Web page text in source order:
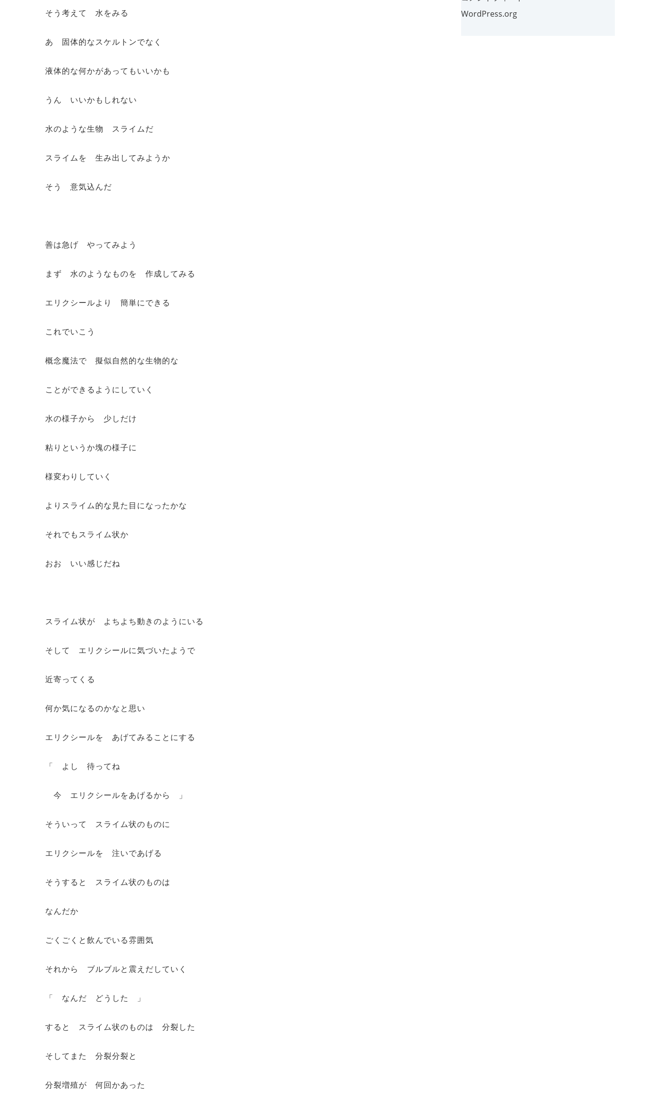
そう考えて 水をみる
あ 固体的なスケルトンでなく
液体的な何かがあってもいいかも
うん いいかもしれない
水のような生物 スライムだ
スライムを 生み出してみようか
そう 意気込んだ
善は急げ やってみよう
まず 水のようなものを 作成してみる
エリクシールより 簡単にできる
これでいこう
概念魔法で 擬似自然的な生物的な
ことができるようにしていく
水の様子から 少しだけ
粘りというか塊の様子に
様変わりしていく
よりスライム的な見た目になったかな
それでもスライム状か
おお いい感じだね
スライム状が よちよち動きのようにいる
そして エリクシールに気づいたようで
近寄ってくる
何か気になるのかなと思い
エリクシールを あげてみることにする
「 よし 待ってね
今 エリクシールをあげるから 」
そういって スライム状のものに
エリクシールを 注いであげる
そうすると スライム状のものは
なんだか
ごくごくと飲んでいる雰囲気
それから ブルブルと震えだしていく
「 なんだ どうした 」
すると スライム状のものは 分裂した
そしてまた 分裂分裂と
分裂増殖が 何回かあった
WordPress.org